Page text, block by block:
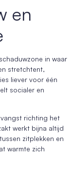
en
in waar
stretchtent,
liever voor één
socialer en
richting het
werkt bijna altijd
zitplekken en
warmte zich